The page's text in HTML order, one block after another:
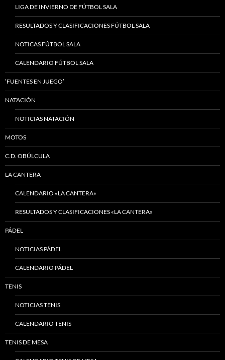
LIGA DE INVIERNO DE FÚTBOL SALA
RESULTADOS Y CLASIFICACIONES FÚTBOL SALA
NOTICAS FÚTBOL SALA
CALENDARIO FÚTBOL SALA
‘FUENTES EN JUEGO’
NATACIÓN
NOTICIAS NATACIÓN
MOTOS
C.D. OBÚLCULA
LA CANTERA
CALENDARIO «LA CANTERA»
RESULTADOS Y CLASIFICACIONES «LA CANTERA»
PÁDEL
NOTICIAS PÁDEL
CALENDARIO PÁDEL
TENIS
NOTICIAS TENIS
CALENDARIO TENIS
TENIS DE MESA